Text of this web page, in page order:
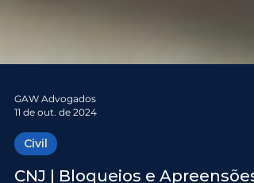
GAW Advogados
11 de out. de 2024
Civil